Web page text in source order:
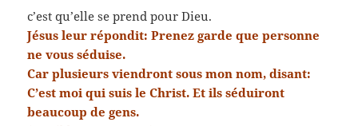
c’est qu’elle se prend pour Dieu.
Jésus leur répondit: Prenez garde que personne
ne vous séduise.
Car plusieurs viendront sous mon nom, disant:
C’est moi qui suis le Christ. Et ils séduiront
beaucoup de gens.